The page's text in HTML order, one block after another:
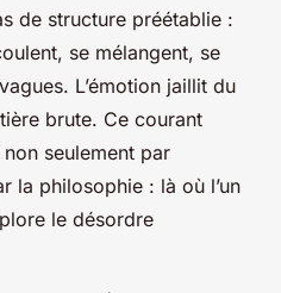
de structure préétablie :
se mélangent, se
L’émotion jaillit du
brute. Ce courant
seulement par
la philosophie : là où l’un
le désordre